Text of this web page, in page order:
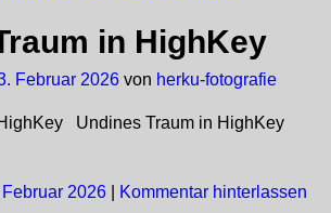
in HighKey
Februar 2026 von herku-fotografie
Undines Traum in HighKey
Februar 2026| Kommentar hinterlassen